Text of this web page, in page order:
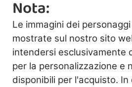
Nota:
Le immagini dei
mostrate sul nostro sito
intendersi esclusivamente
per la personalizzazione e
disponibili per l'acquisto. In